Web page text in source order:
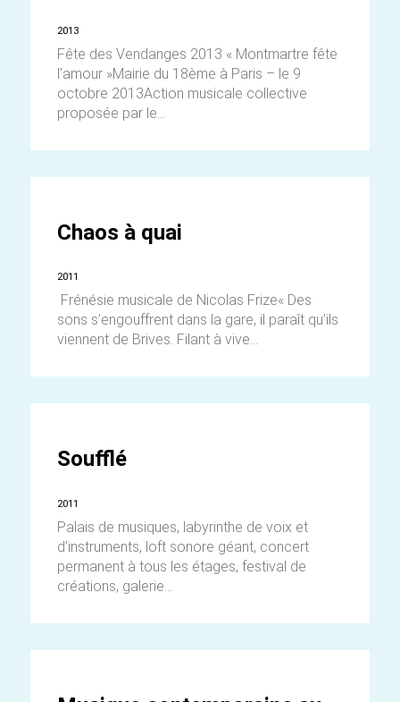
2013
Fête des Vendanges 2013 « Montmartre fête
l’amour »Mairie du 18ème à Paris – le 9
octobre 2013Action musicale collective
proposée par le...
Chaos à quai
2011
Frénésie musicale de Nicolas Frize« Des
sons s’engouffrent dans la gare, il paraît qu’ils
viennent de Brives. Filant à vive...
Soufflé
2011
Palais de musiques, labyrinthe de voix et
d’instruments, loft sonore géant, concert
permanent à tous les étages, festival de
créations, galerie...